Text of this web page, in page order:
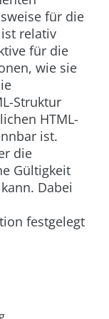
für die
relativ
für die
wie sie
Struktur
HTML-
ist.
die
Gültigkeit
Dabei
festgelegt